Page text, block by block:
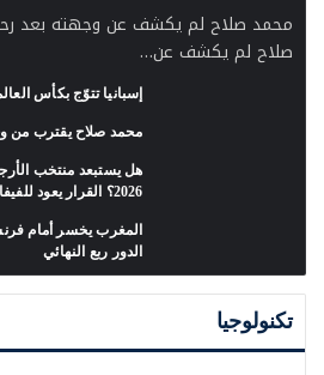
محمد صلاح لم يكشف عن وجهته بعد
صلاح لم يكشف عن…
إسبانيا تتوّج بكأس
محمد صلاح يقترب من
هل يستبعد منتخب
2026؟ القرار يعود للفيفا!
المغرب يخسر أمام
الدور ربع النهائي
تكنولوجيا